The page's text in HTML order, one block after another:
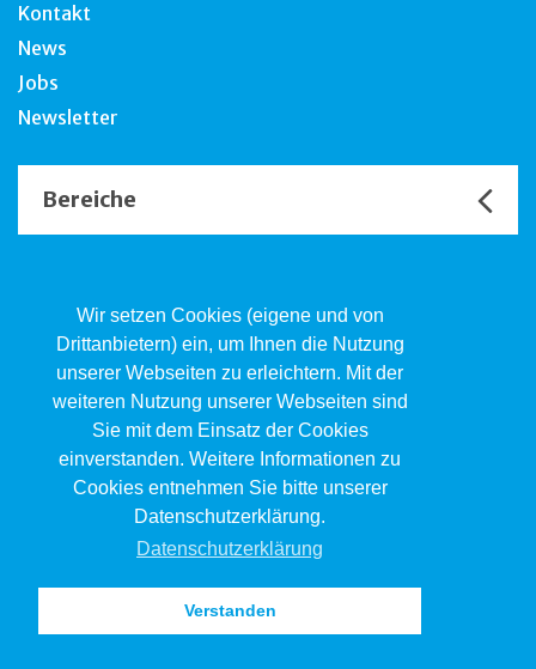
Wir setzen Cookies (eigene und von
Drittanbietern) ein, um Ihnen die Nutzung
unserer Webseiten zu erleichtern. Mit der
weiteren Nutzung unserer Webseiten sind
Sie mit dem Einsatz der Cookies
einverstanden. Weitere Informationen zu
Cookies entnehmen Sie bitte unserer
Datenschutzerklärung.
Datenschutzerklärung
Verstanden
Kontakt
News
Jobs
Newsletter
Bereiche
Kind.Jugend.Familie KJF
Poststrasse 2, Postfach, 4410 Liestal
061 551 17 77
kjf@jsw.swiss